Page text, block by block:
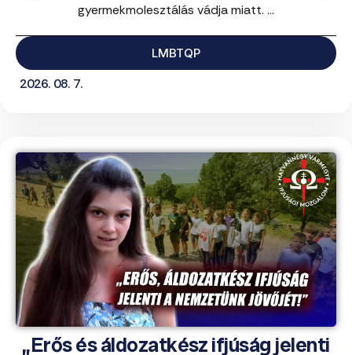
gyermekmolesztálás vádja miatt. ...
LMBTQP
2026. 08. 7.
„Erős és áldozatkész ifjúság jelenti